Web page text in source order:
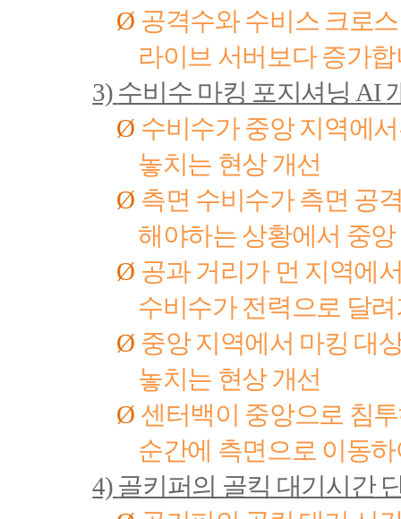
Ø 공격수와 수비스 크로
라이브 서버보다 증가
3) 수비수 마킹 포지셔닝 AI
Ø 수비수가 중앙 지역에
놓치는 현상 개선
Ø 측면 수비수가 측면 공
해야하는 상황에서 중
Ø 공과 거리가 먼 지역에
수비수가 전력으로 달
Ø 중앙 지역에서 마킹 대
놓치는 현상 개선
Ø 센터백이 중앙으로 침
순간에 측면으로 이동
4) 골키퍼의 골킥 대기시간